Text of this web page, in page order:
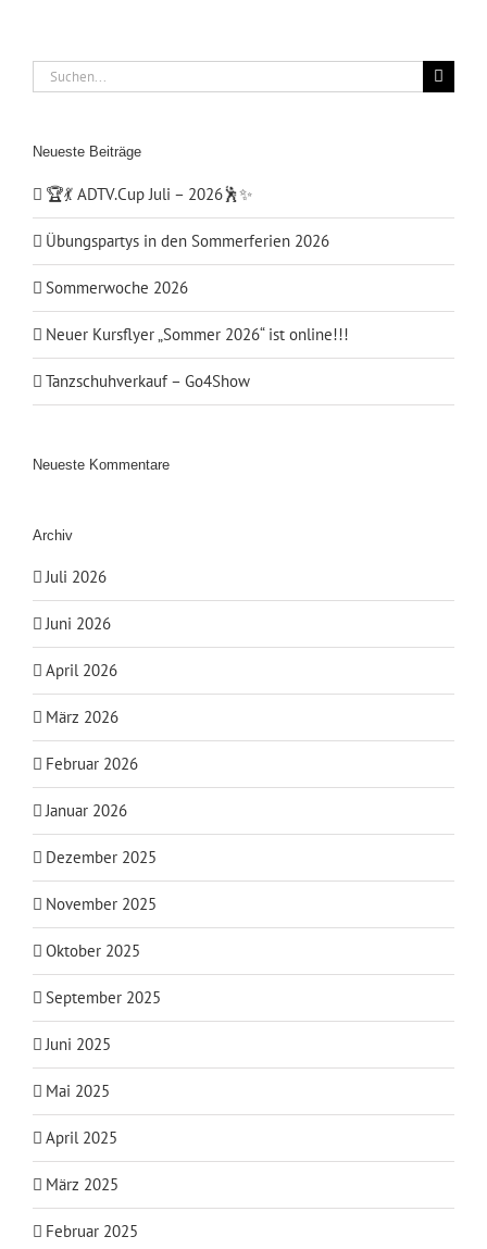
Suche
nach:
Neueste Beiträge
🏆💃 ADTV.Cup Juli – 2026🕺✨
Übungspartys in den Sommerferien 2026
Sommerwoche 2026
Neuer Kursflyer „Sommer 2026“ ist online!!!
Tanzschuhverkauf – Go4Show
Neueste Kommentare
Archiv
Juli 2026
Juni 2026
April 2026
März 2026
Februar 2026
Januar 2026
Dezember 2025
November 2025
Oktober 2025
September 2025
Juni 2025
Mai 2025
April 2025
März 2025
Februar 2025